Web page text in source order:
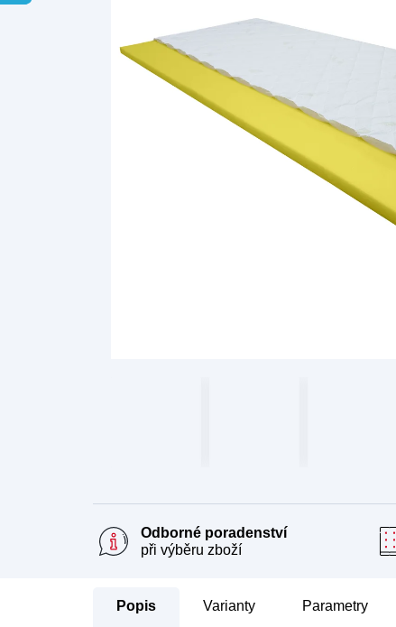
Odborné poradenství
při výběru zboží
Popis Parametry